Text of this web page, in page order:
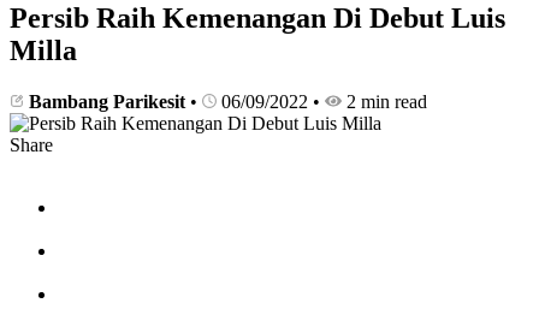
Persib Raih Kemenangan Di Debut Luis
Milla
Bambang Parikesit • 06/09/2022 • 2 min read
Share